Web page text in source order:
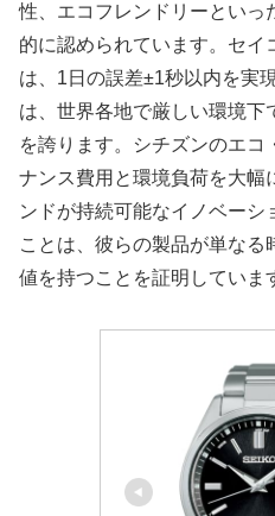
性、エコフレンドリーといっ
的に認められています。セイ
は、1日の誤差±1秒以内を実
は、世界各地で厳しい環境下
を誇ります。シチズンのエ
ナンス費用と環境負荷を大幅
ンドが持続可能なイノベーシ
ことは、彼らの製品が単な
値を持つことを証明していま